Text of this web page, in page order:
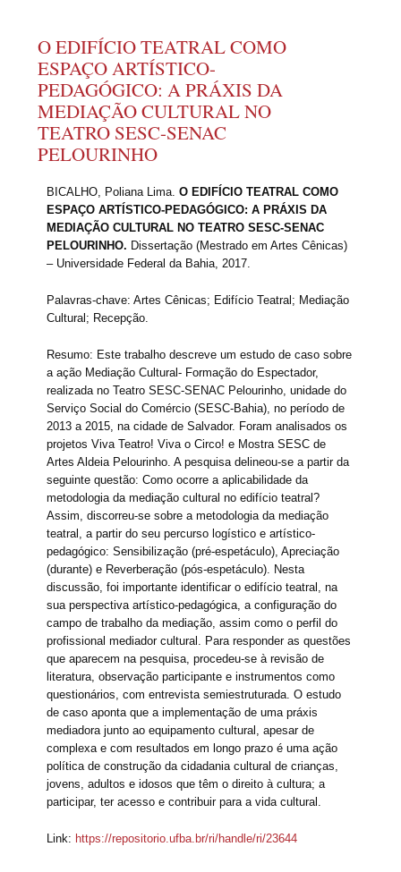
O EDIFÍCIO TEATRAL COMO
ESPAÇO ARTÍSTICO-
PEDAGÓGICO: A PRÁXIS DA
MEDIAÇÃO CULTURAL NO
TEATRO SESC-SENAC
PELOURINHO
BICALHO, Poliana Lima.O EDIFÍCIO TEATRAL COMO
ESPAÇO ARTÍSTICO-PEDAGÓGICO: A PRÁXIS DA
MEDIAÇÃO CULTURAL NO TEATRO SESC-SENAC
PELOURINHO. Dissertação (Mestrado em Artes Cênicas)
– Universidade Federal da Bahia, 2017.
Palavras-chave: Artes Cênicas; Edifício Teatral; Mediação
Cultural; Recepção.
Resumo: Este trabalho descreve um estudo de caso sobre
a ação Mediação Cultural- Formação do Espectador,
realizada no Teatro SESC-SENAC Pelourinho, unidade do
Serviço Social do Comércio (SESC-Bahia), no período de
2013 a 2015, na cidade de Salvador. Foram analisados os
projetos Viva Teatro! Viva o Circo! e Mostra SESC de
Artes Aldeia Pelourinho. A pesquisa delineou-se a partir da
seguinte questão: Como ocorre a aplicabilidade da
metodologia da mediação cultural no edifício teatral?
Assim, discorreu-se sobre a metodologia da mediação
teatral, a partir do seu percurso logístico e artístico-
pedagógico: Sensibilização (pré-espetáculo), Apreciação
(durante) e Reverberação (pós-espetáculo). Nesta
discussão, foi importante identificar o edifício teatral, na
sua perspectiva artístico-pedagógica, a configuração do
campo de trabalho da mediação, assim como o perfil do
profissional mediador cultural. Para responder as questões
que aparecem na pesquisa, procedeu-se à revisão de
literatura, observação participante e instrumentos como
questionários, com entrevista semiestruturada. O estudo
de caso aponta que a implementação de uma práxis
mediadora junto ao equipamento cultural, apesar de
complexa e com resultados em longo prazo é uma ação
política de construção da cidadania cultural de crianças,
jovens, adultos e idosos que têm o direito à cultura; a
participar, ter acesso e contribuir para a vida cultural.
Link: https://repositorio.ufba.br/ri/handle/ri/23644